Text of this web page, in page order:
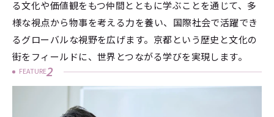
る文化や価値観をもつ仲間とともに学ぶことを通じて、多
様な視点から物事を考える力を養い、国際社会で活躍でき
るグローバルな視野を広げます。京都という歴史と文化の
街をフィールドに、世界とつながる学びを実現します。
FEATURE2